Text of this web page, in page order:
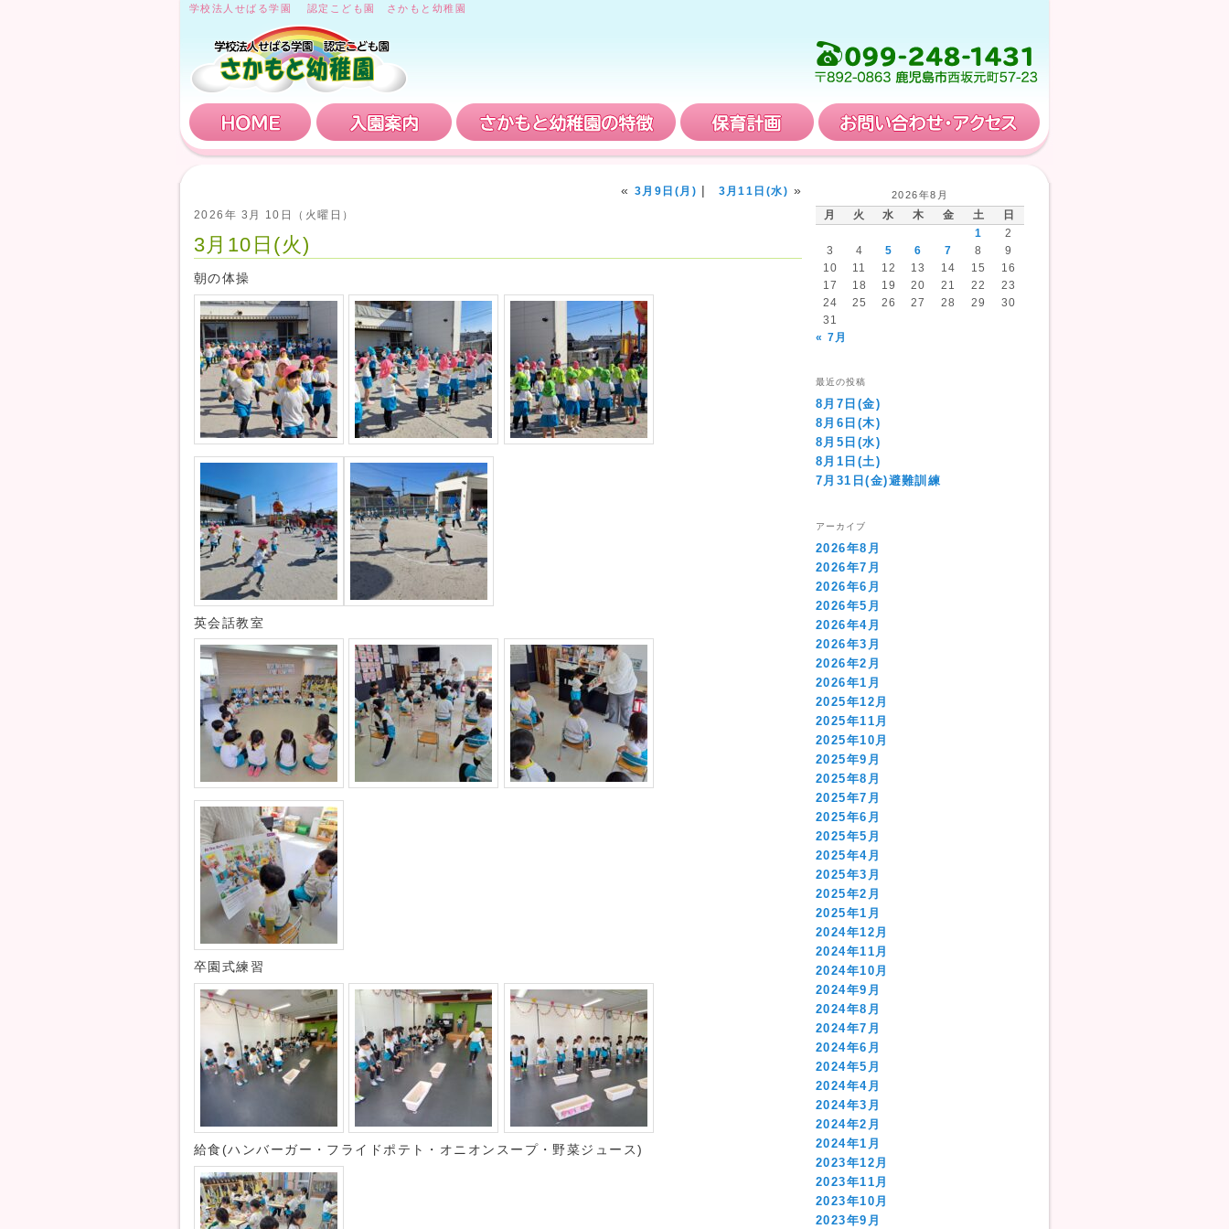
学校法人せばる学園 認定こども園 さかもと幼稚園
HOME 入園案内 さかもと幼稚園の特徴 保育計画
« 3月9日(月) | 3月11日(水) »
2026年 3月 10日（火曜日）
3月10日(火)
朝の体操
英会話教室
卒園式練習
給食(ハンバーガー・フライドポテト・オニオンスープ・野菜ジュース)
2026年8月
月 火 水 木 金 土
日
1
2
3
4 5 6 7 8
9
10
11 12 13 14 15
16
17
18 19 20 21 22
23
24
25 26 27 28 29
30
31
« 7月
最近の投稿
8月7日(金)
8月6日(木)
8月5日(水)
8月1日(土)
7月31日(金)避難訓練
アーカイブ
2026年8月
2026年7月
2026年6月
2026年5月
2026年4月
2026年3月
2026年2月
2026年1月
2025年12月
2025年11月
2025年10月
2025年9月
2025年8月
2025年7月
2025年6月
2025年5月
2025年4月
2025年3月
2025年2月
2025年1月
2024年12月
2024年11月
2024年10月
2024年9月
2024年8月
2024年7月
2024年6月
2024年5月
2024年4月
2024年3月
2024年2月
2024年1月
2023年12月
2023年11月
2023年10月
2023年9月